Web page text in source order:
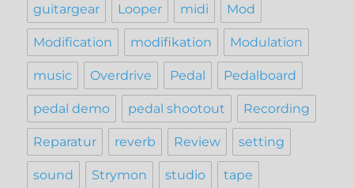
guitargear Looper midi Mod
Modification modifikation Modulation
music Overdrive Pedal Pedalboard
pedal demo pedal shootout Recording
Reparatur reverb Review setting
sound Strymon studio tape